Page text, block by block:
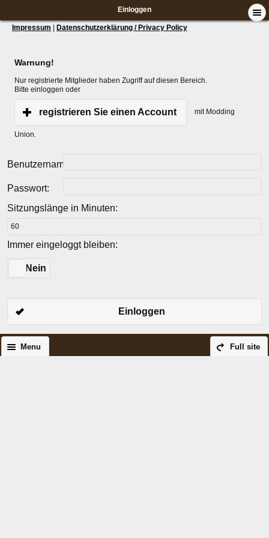
Einloggen
Impressum Datenschutzerklärung / Privacy Policy
Warnung!
Nur registrierte Mitglieder haben Zugriff auf diesen Bereich.
Bitte einloggen oder
registrieren Sie einen Account mit Modding
Union.
Benutzername:
Passwort:
Sitzungslänge in Minuten:
Immer eingeloggt bleiben:
Nein
Einloggen
Full site
Menu